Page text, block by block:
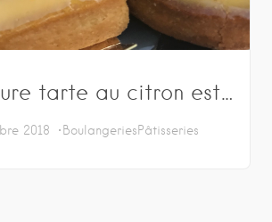
tarte au citron est…
2018 BoulangeriesPâtisseries